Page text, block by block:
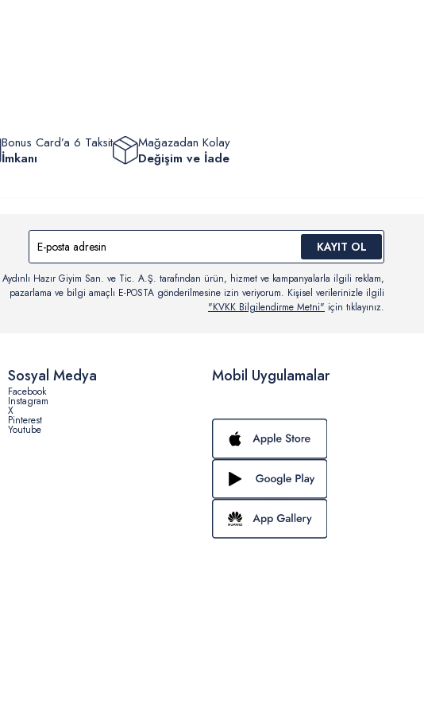
Bonus Card’a 6 Taksit
İmkanı
Mağazadan Kolay
Değişim ve İade
KAYIT OL
Aydınlı Hazır Giyim San. ve Tic. A.Ş. tarafından ürün, hizmet ve kampanyalarla ilgili reklam,
pazarlama ve bilgi amaçlı E-POSTA gönderilmesine izin veriyorum. Kişisel verilerinizle ilgili
"KVKK Bilgilendirme Metni" için tıklayınız.
Mobil Uygulamalar
Sosyal Medya
Facebook
Instagram
X
Pinterest
Youtube